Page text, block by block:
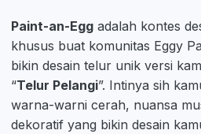
Paint-an-Egg adalah kontes
khusus buat komunitas Eggy
bikin desain telur unik versi
“Telur Pelangi”. Intinya sih
warna-warni cerah, nuansa
dekoratif yang bikin desain